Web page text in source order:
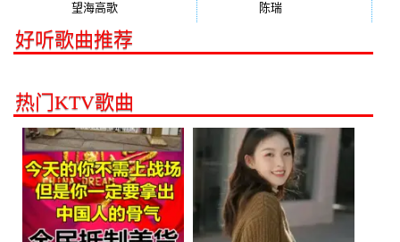
望海高歌 陈瑞(128)
好听歌曲推荐
热门KTV歌曲